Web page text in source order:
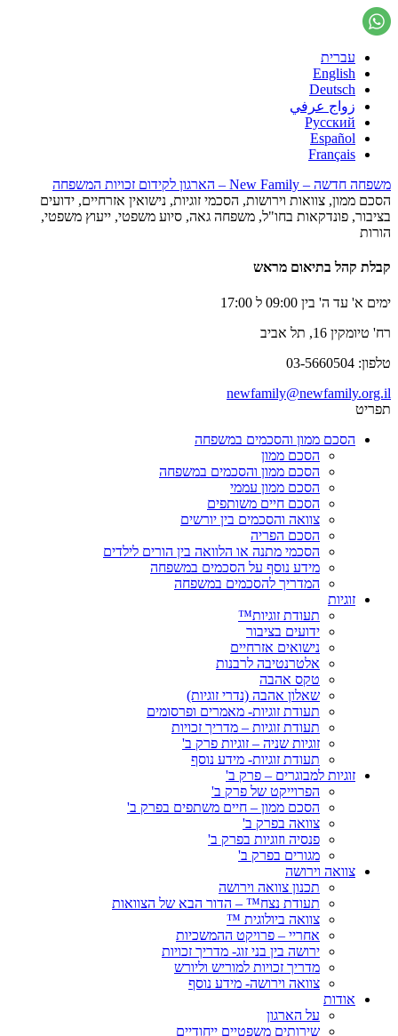
עברית
English
Deutsch
زواج عرفي
Русский
Español
Français
משפחה חדשה – New Family – הארגון לקידום זכויות המשפחה
הסכם ממון, צוואות וירושות, הסכמי זוגיות, נישואין אזרחיים, ידועים
בציבור, פונדקאות בחו"ל, משפחה גאה, סיוע משפטי, ייעוץ משפטי,
הורות
קבלת קהל בתיאום מראש
ימים א' עד ה' בין 09:00 ל 17:00
רח' טיומקין 16, תל אביב
טלפון: 03-5660504
newfamily@newfamily.org.il
תפריט
הסכם ממון והסכמים במשפחה
הסכם ממון
הסכם ממון והסכמים במשפחה
הסכם ממון עממי
הסכם חיים משותפים
צוואה והסכמים בין יורשים
הסכם הפריה
הסכמי מתנה או הלוואה בין הורים לילדים
מידע נוסף על הסכמים במשפחה
המדריך להסכמים במשפחה
זוגיות
תעודת זוגיות™
ידועים בציבור
נישואים אזרחיים
אלטרנטיבה לרבנות
טקס אהבה
שאלון אהבה (נדרי זוגיות)
תעודת זוגיות- מאמרים ופרסומים
תעודת זוגיות – מדריך זכויות
זוגיות שניה – זוגיות פרק ב'
תעודת זוגיות- מידע נוסף
זוגיות למבוגרים – פרק ב'
הפרוייקט של פרק ב'
הסכם ממון – חיים משתפים בפרק ב'
צוואה בפרק ב'
פנסיה וזוגיות בפרק ב'
מגורים בפרק ב'
צוואה וירושה
תכנון צוואה וירושה
תעודת נצח™ – הדור הבא של הצוואות
צוואה ביולוגית ™
אחריי – פרויקט ההמשכיות
ירושה בין בני זוג- מדריך זכויות
מדריך זכויות למוריש וליורש
צוואה וירושה- מידע נוסף
אודות
על הארגון
שירותים משפטיים ייחודיים